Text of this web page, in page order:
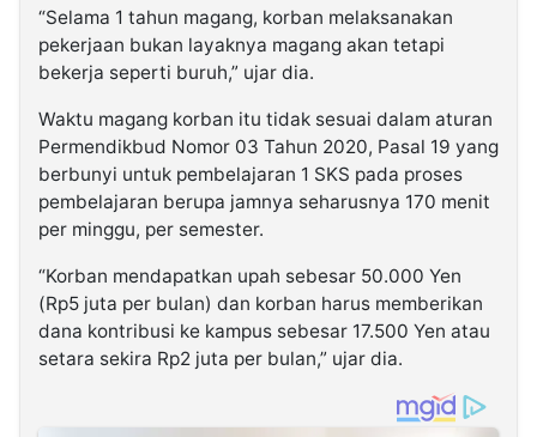
“Selama 1 tahun magang, korban melaksanakan
pekerjaan bukan layaknya magang akan tetapi
bekerja seperti buruh,” ujar dia.
Waktu magang korban itu tidak sesuai dalam aturan
Permendikbud Nomor 03 Tahun 2020, Pasal 19 yang
berbunyi untuk pembelajaran 1 SKS pada proses
pembelajaran berupa jamnya seharusnya 170 menit
per minggu, per semester.
“Korban mendapatkan upah sebesar 50.000 Yen
(Rp5 juta per bulan) dan korban harus memberikan
dana kontribusi ke kampus sebesar 17.500 Yen atau
setara sekira Rp2 juta per bulan,” ujar dia.